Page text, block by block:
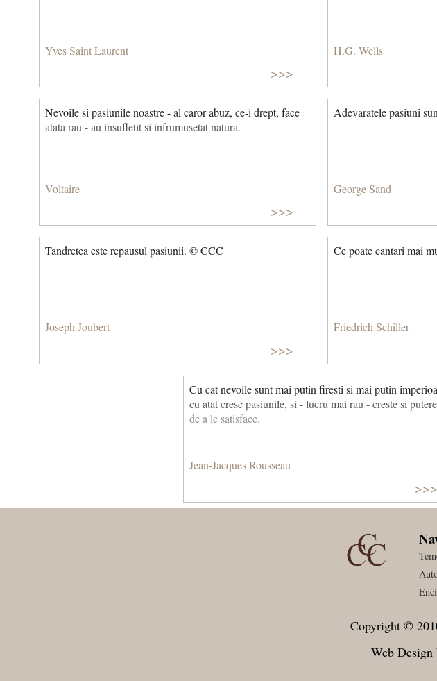
Yves Saint Laurent
>>>
H.G. Wells
Nevoile si pasiunile noastre - al caror abuz, ce-i drept, face
atata rau - au insufletit si infrumusetat natura.
Voltaire
>>>
Adevaratele pasiuni
George Sand
Tandretea este repausul pasiunii. © CCC
Joseph Joubert
>>>
Ce poate cantari mai
Friedrich Schiller
Cu cat nevoile sunt mai putin firesti si mai putin
cu atat cresc pasiunile, si - lucru mai rau - creste si
de a le satisface.
Jean-Jacques Rousseau
>>>
Copyright ©
Web Design